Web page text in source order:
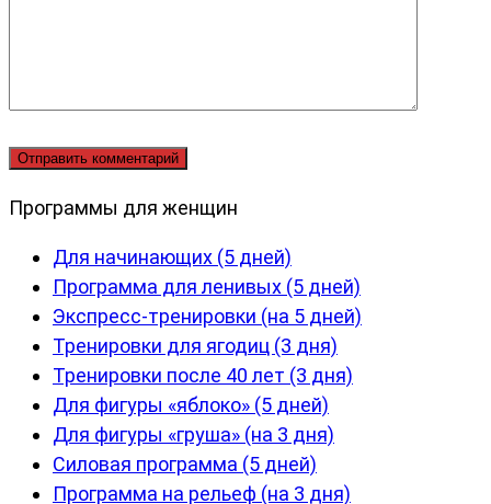
Программы для женщин
Для начинающих (5 дней)
Программа для ленивых (5 дней)
Экспресс-тренировки (на 5 дней)
Тренировки для ягодиц (3 дня)
Тренировки после 40 лет (3 дня)
Для фигуры «яблоко» (5 дней)
Для фигуры «груша» (на 3 дня)
Силовая программа (5 дней)
Программа на рельеф (на 3 дня)